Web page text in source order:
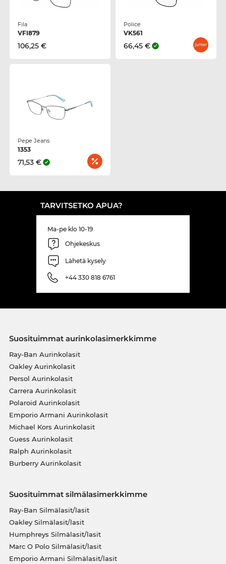
Fila
VFI879
106,25 €
Police
VK561
66,45 €
Pepe Jeans
1353
71,53 €
TARVITSETKO APUA?
Ma-pe klo 10-19
Ohjekeskus
Lähetä kysely
+44 330 818 6761
Suosituimmat aurinkolasimerkkimme
Ray-Ban Aurinkolasit
Oakley Aurinkolasit
Persol Aurinkolasit
Carrera Aurinkolasit
Polaroid Aurinkolasit
Emporio Armani Aurinkolasit
Michael Kors Aurinkolasit
Guess Aurinkolasit
Ralph Aurinkolasit
Burberry Aurinkolasit
Suosituimmat silmälasimerkkimme
Ray-Ban Silmälasit/lasit
Oakley Silmälasit/lasit
Humphreys Silmälasit/lasit
Marc O Polo Silmälasit/lasit
Emporio Armani Silmälasit/lasit